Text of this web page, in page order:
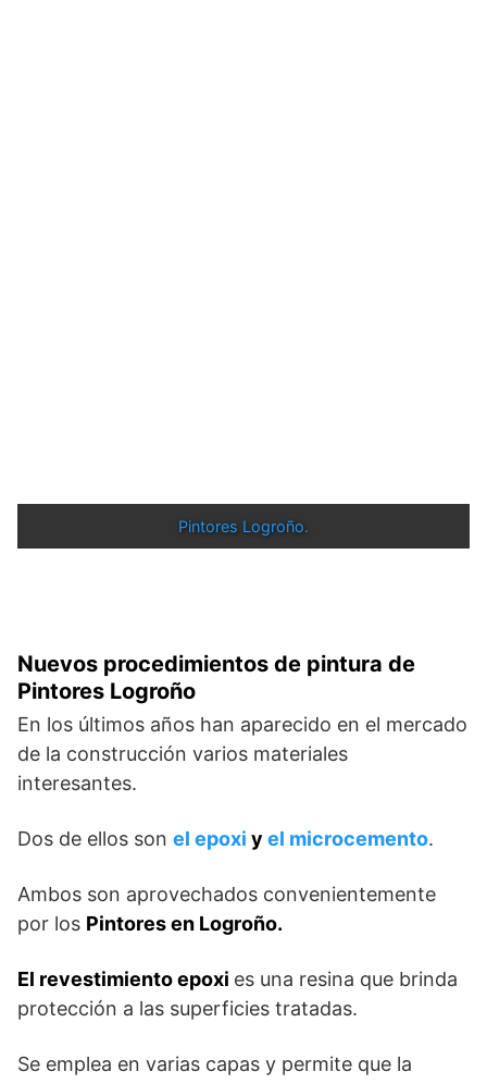
Pintores Logroño.
Nuevos procedimientos de pintura de
Pintores Logroño
En los últimos años han aparecido en el mercado
de la construcción varios materiales
interesantes.
Dos de ellos son el epoxi y el microcemento.
Ambos son aprovechados convenientemente
por los Pintores en Logroño.
El revestimiento epoxi es una resina que brinda
protección a las superficies tratadas.
Se emplea en varias capas y permite que la